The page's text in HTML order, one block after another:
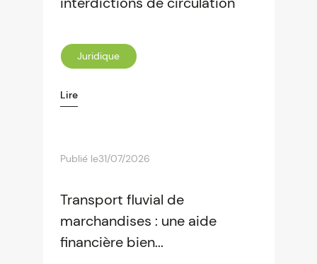
Juridique
Lire
Publié le31/07/2026
Transport fluvial de
marchandises : une aide
financière bien...